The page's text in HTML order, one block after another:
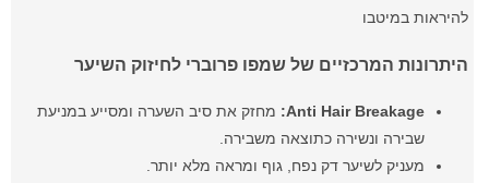
להיראות במיטבו
היתרונות המרכזיים של שמפו פרוברי לחיזוק השיער
Anti Hair Breakage:
מחזק את סיב השערה ומסייע במניעת
שבירה ונשירה כתוצאה משבירה.
מעניק לשיער דק נפח, גוף ומראה מלא יותר.